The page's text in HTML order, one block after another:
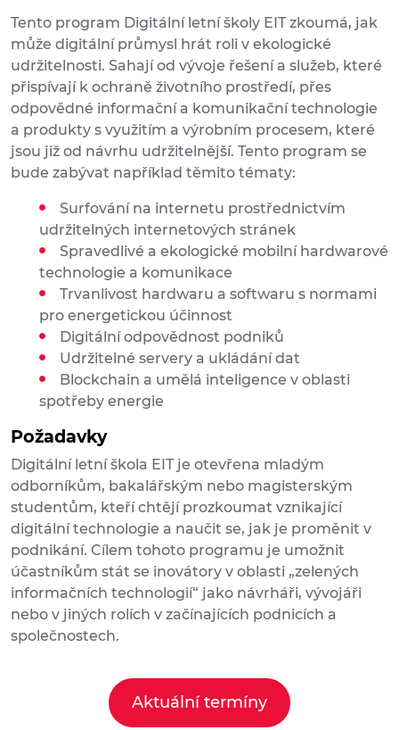
Tento program Digitální letní školy EIT zkoumá, jak
může digitální průmysl hrát roli v ekologické
udržitelnosti. Sahají od vývoje řešení a služeb, které
přispívají k ochraně životního prostředí, přes
odpovědné informační a komunikační technologie
a produkty s využitím a výrobním procesem, které
jsou již od návrhu udržitelnější. Tento program se
bude zabývat například těmito tématy:
Surfování na internetu prostřednictvím
udržitelných internetových stránek
Spravedlivé a ekologické mobilní hardwarové
technologie a komunikace
Trvanlivost hardwaru a softwaru s normami
pro energetickou účinnost
Digitální odpovědnost podniků
Udržitelné servery a ukládání dat
Blockchain a umělá inteligence v oblasti
spotřeby energie
Požadavky
Digitální letní škola EIT je otevřena mladým
odborníkům, bakalářským nebo magisterským
studentům, kteří chtějí prozkoumat vznikající
digitální technologie a naučit se, jak je proměnit v
podnikání. Cílem tohoto programu je umožnit
účastníkům stát se inovátory v oblasti „zelených
informačních technologií“ jako návrháři, vývojáři
nebo v jiných rolích v začínajících podnicích a
společnostech.
Aktuální termíny